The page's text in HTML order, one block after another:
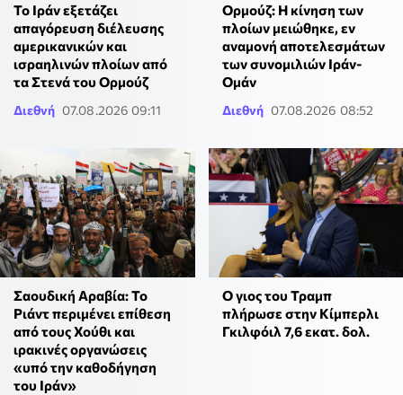
Το Ιράν εξετάζει
απαγόρευση διέλευσης
αμερικανικών και
ισραηλινών πλοίων από
τα Στενά του Ορμούζ
Διεθνή 07.08.2026 09:11
Ορμούζ: Η κίνηση των
πλοίων μειώθηκε, εν
αναμονή αποτελεσμάτων
των συνομιλιών Ιράν-
Ομάν
Διεθνή 07.08.2026 08:52
Σαουδική Αραβία: Το
Ριάντ περιμένει επίθεση
από τους Χούθι και
ιρακινές οργανώσεις
«υπό την καθοδήγηση
του Ιράν»
Ο γιος του Τραμπ
πλήρωσε στην Κίμπερλι
Γκιλφόιλ 7,6 εκατ. δολ.